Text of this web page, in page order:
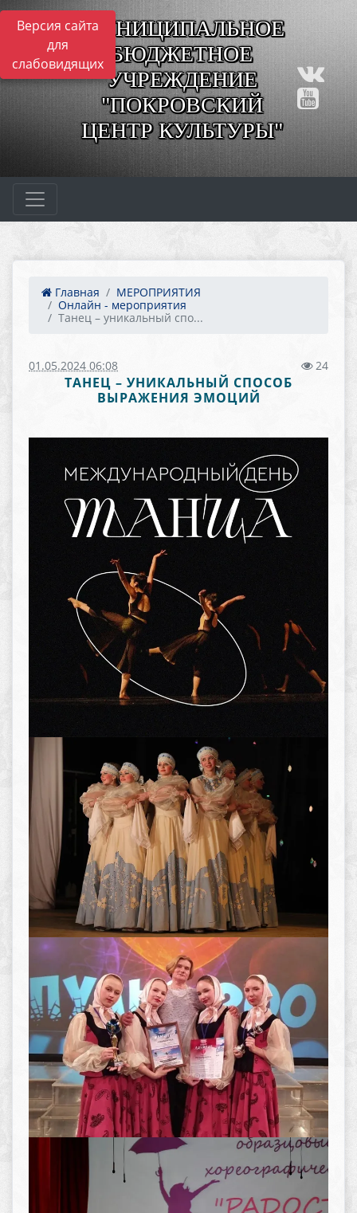
Версия сайта
для
слабовидящих
МУНИЦИПАЛЬНОЕ
БЮДЖЕТНОЕ
УЧРЕЖДЕНИЕ
"ПОКРОВСКИЙ
ЦЕНТР КУЛЬТУРЫ"
Главная
МЕРОПРИЯТИЯ
Онлайн - мероприятия
Танец – уникальный спо...
01.05.2024 06:08 24
ТАНЕЦ – УНИКАЛЬНЫЙ СПОСОБ
ВЫРАЖЕНИЯ ЭМОЦИЙ